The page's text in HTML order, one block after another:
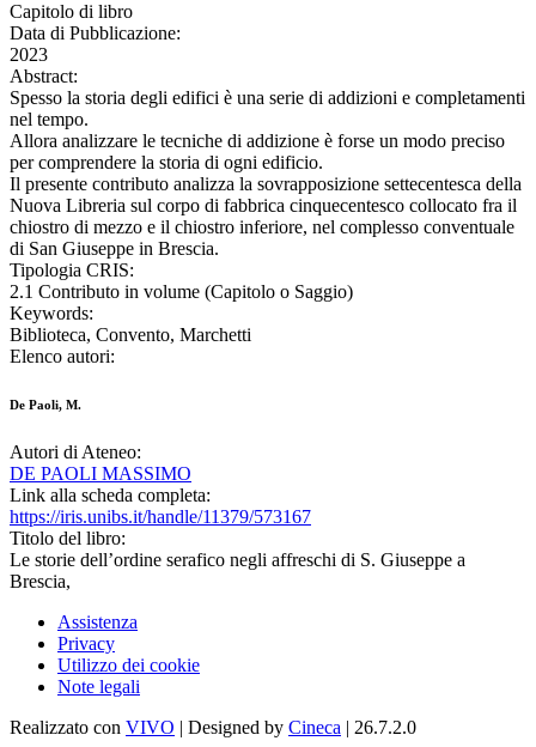
Capitolo di libro
Data di Pubblicazione:
2023
Abstract:
Spesso la storia degli edifici è una serie di addizioni e completamenti
nel tempo.
Allora analizzare le tecniche di addizione è forse un modo preciso
per comprendere la storia di ogni edificio.
Il presente contributo analizza la sovrapposizione settecentesca della
Nuova Libreria sul corpo di fabbrica cinquecentesco collocato fra il
chiostro di mezzo e il chiostro inferiore, nel complesso conventuale
di San Giuseppe in Brescia.
Tipologia CRIS:
2.1 Contributo in volume (Capitolo o Saggio)
Keywords:
Biblioteca, Convento, Marchetti
Elenco autori:
De Paoli, M.
Autori di Ateneo:
DE PAOLI MASSIMO
Link alla scheda completa:
https://iris.unibs.it/handle/11379/573167
Titolo del libro:
Le storie dell’ordine serafico negli affreschi di S. Giuseppe a
Brescia,
Assistenza
Privacy
Utilizzo dei cookie
Note legali
Realizzato con VIVO | Designed by Cineca | 26.7.2.0